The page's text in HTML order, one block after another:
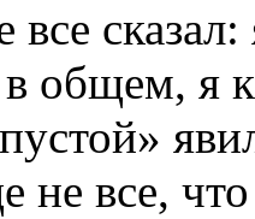
все
общем, я
не все,